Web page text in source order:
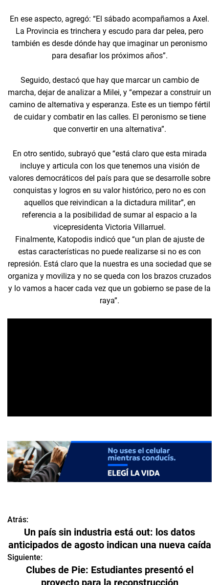
En ese aspecto, agregó: “El sábado acompañamos a Axel.
La Provincia es trinchera y escudo para dar pelea, pero
también es desde dónde hay que imaginar un peronismo
para desafiar los próximos años”.
Seguido, destacó que hay que marcar un cambio de
marcha, dejar de analizar a Milei, y “empezar a construir un
camino de alternativa y esperanza. Este es un tiempo fértil
de cuidar y combatir en las calles. El peronismo se tiene
que convertir en una alternativa”.
En otro sentido, subrayó que “está claro que esta mirada
incluye y articula con los que tenemos una visión de
valores democráticos del país para que se desarrolle sobre
conquistas y logros en su valor histórico, pero no es con
aquellos que reivindican a la dictadura militar”, en
referencia a la posibilidad de sumar al espacio a la
vicepresidenta Victoria Villarruel.
Finalmente, Katopodis indicó que “un plan de ajuste de
estas características no puede realizarse si no es con
represión. Está claro que la nuestra es una sociedad que se
organiza y moviliza y no se queda con los brazos cruzados
y lo vamos a hacer cada vez que un gobierno se pase de la
raya”.
N
a
v
Atrás:
Un país sin industria está out: los datos
anticipados de agosto indican una nueva caída
Siguiente:
Clubes de Pie: Estudiantes presentó el
proyecto para la reconstrucción